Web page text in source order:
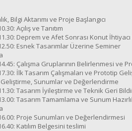
Bilgi Aktarımı ve Proje Başlangıcı
Açılış ve Tanıtım
Deprem ve Afet Sonrası Konut
Esnek Tasarımlar Üzerine Seminer
Çalışma Gruplarının Belirlenmesi ve
İlk Tasarım Çalışmaları ve Prototip
Geliştirme, Sunumlar ve Değerlendirme
Tasarım İyileştirme ve Teknik Geri
Tasarım Tamamlama ve Sunum
Proje Sunumları ve Değerlendirmesi
Katılım Belgesini teslimi